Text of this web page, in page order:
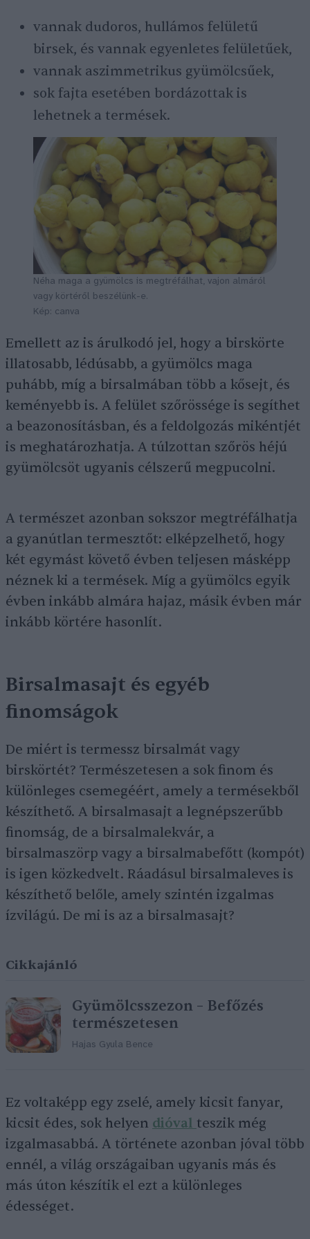
vannak dudoros, hullámos felületű
birsek, és vannak egyenletes felületűek,
vannak aszimmetrikus gyümölcsűek,
sok fajta esetében bordázottak is
lehetnek a termések.
Néha maga a gyümölcs is megtréfálhat, vajon almáról
vagy körtéről beszélünk-e.
Kép: canva
Emellett az is árulkodó jel, hogy a birskörte
illatosabb, lédúsabb, a gyümölcs maga
puhább, míg a birsalmában több a kősejt, és
keményebb is. A felület szőrössége is segíthet
a beazonosításban, és a feldolgozás mikéntjét
is meghatározhatja. A túlzottan szőrös héjú
gyümölcsöt ugyanis célszerű megpucolni.
A természet azonban sokszor megtréfálhatja
a gyanútlan termesztőt: elképzelhető, hogy
két egymást követő évben teljesen másképp
néznek ki a termések. Míg a gyümölcs egyik
évben inkább almára hajaz, másik évben már
inkább körtére hasonlít.
Birsalmasajt és egyéb
finomságok
De miért is termessz birsalmát vagy
birskörtét? Természetesen a sok finom és
különleges csemegéért, amely a termésekből
készíthető. A birsalmasajt a legnépszerűbb
finomság, de a birsalmalekvár, a
birsalmaszörp vagy a birsalmabefőtt (kompót)
is igen közkedvelt. Ráadásul birsalmaleves is
készíthető belőle, amely szintén izgalmas
ízvilágú. De mi is az a birsalmasajt?
Cikkajánló
Gyümölcsszezon – Befőzés
természetesen
Hajas Gyula Bence
Ez voltaképp egy zselé, amely kicsit fanyar,
kicsit édes, sok helyen dióval teszik még
izgalmasabbá. A története azonban jóval több
ennél, a világ országaiban ugyanis más és
más úton készítik el ezt a különleges
édességet.